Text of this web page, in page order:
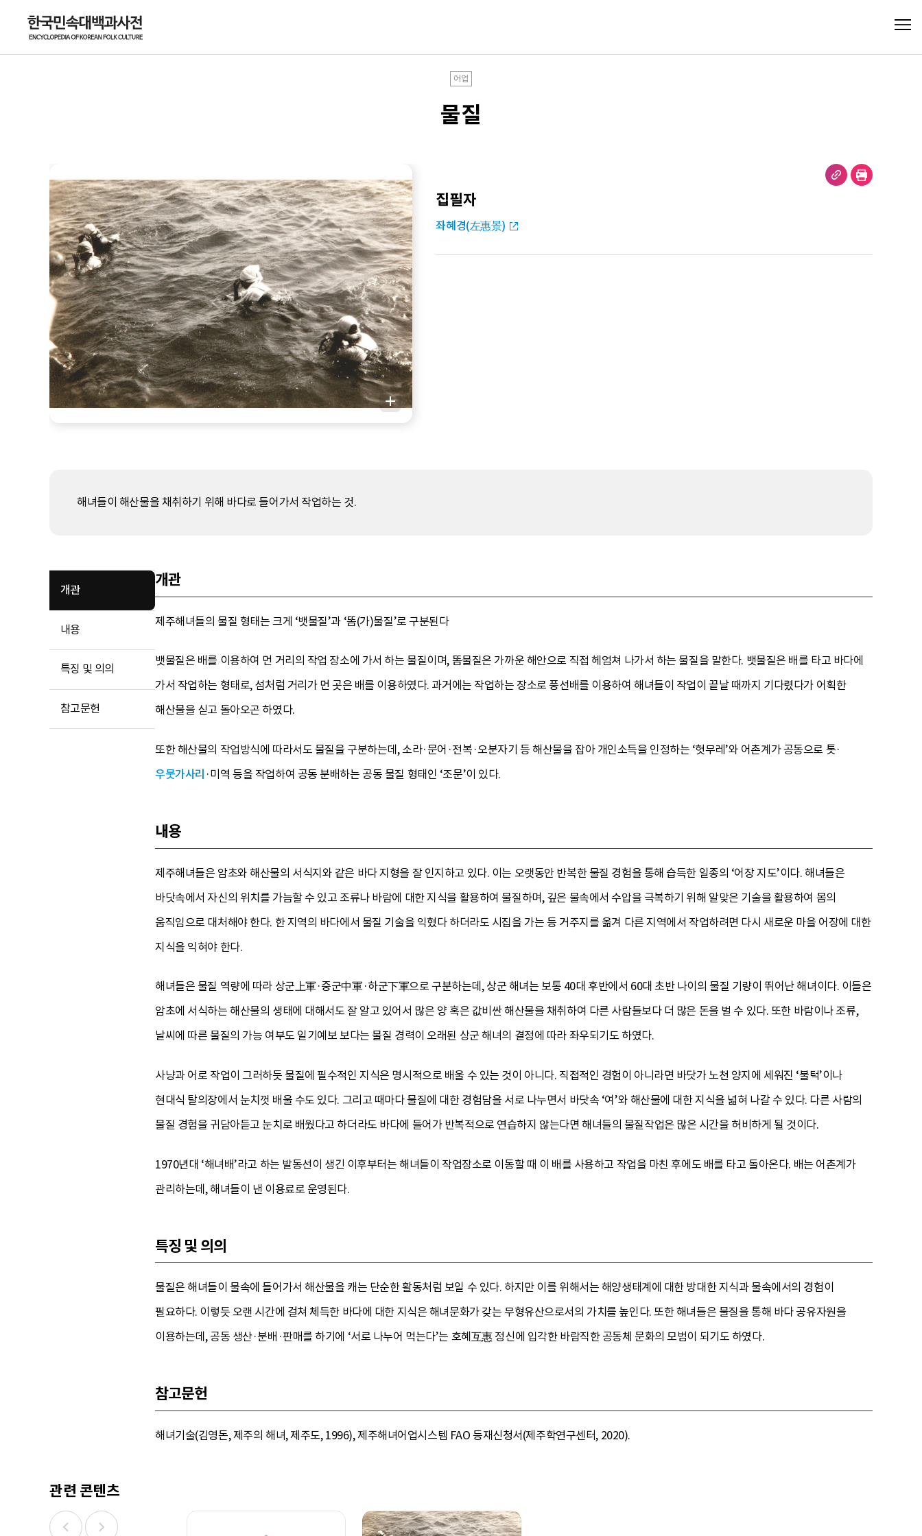
어업
물질
집필자
좌혜경(左惠景)
해녀들이 해산물을 채취하기 위해 바다로 들어가서 작업하는 것.
개관
내용
특징 및 의의
참고문헌
개관
제주해녀들의 물질 형태는 크게 ‘뱃물질’과 ‘똠(가)물질’로 구분된다
뱃물질은 배를 이용하여 먼 거리의 작업 장소에 가서 하는 물질이며, 똠물질은 가까운 해안으로 직접 헤엄쳐 나가서 하는 물질을 말한다. 뱃물질은 배를 타고 바다에
가서 작업하는 형태로, 섬처럼 거리가 먼 곳은 배를 이용하였다. 과거에는 작업하는 장소로 풍선배를 이용하여 해녀들이 작업이 끝날 때까지 기다렸다가 어획한
해산물을 싣고 돌아오곤 하였다.
또한 해산물의 작업방식에 따라서도 물질을 구분하는데, 소라·문어·전복·오분자기 등 해산물을 잡아 개인소득을 인정하는 ‘헛무레’와 어촌계가 공동으로 톳·
우뭇가사리 ·미역 등을 작업하여 공동 분배하는 공동 물질 형태인 ‘조문’이 있다.
내용
제주해녀들은 암초와 해산물의 서식지와 같은 바다 지형을 잘 인지하고 있다. 이는 오랫동안 반복한 물질 경험을 통해 습득한 일종의 ‘어장 지도’이다. 해녀들은
바닷속에서 자신의 위치를 가늠할 수 있고 조류나 바람에 대한 지식을 활용하여 물질하며, 깊은 물속에서 수압을 극복하기 위해 알맞은 기술을 활용하여 몸의
움직임으로 대처해야 한다. 한 지역의 바다에서 물질 기술을 익혔다 하더라도 시집을 가는 등 거주지를 옮겨 다른 지역에서 작업하려면 다시 새로운 마을 어장에 대한
지식을 익혀야 한다.
해녀들은 물질 역량에 따라 상군上軍·중군中軍·하군下軍으로 구분하는데, 상군 해녀는 보통 40대 후반에서 60대 초반 나이의 물질 기량이 뛰어난 해녀이다. 이들은
암초에 서식하는 해산물의 생태에 대해서도 잘 알고 있어서 많은 양 혹은 값비싼 해산물을 채취하여 다른 사람들보다 더 많은 돈을 벌 수 있다. 또한 바람이나 조류,
날씨에 따른 물질의 가능 여부도 일기예보 보다는 물질 경력이 오래된 상군 해녀의 결정에 따라 좌우되기도 하였다.
사냥과 어로 작업이 그러하듯 물질에 필수적인 지식은 명시적으로 배울 수 있는 것이 아니다. 직접적인 경험이 아니라면 바닷가 노천 양지에 세워진 ‘불턱’이나
현대식 탈의장에서 눈치껏 배울 수도 있다. 그리고 때마다 물질에 대한 경험담을 서로 나누면서 바닷속 ‘여’와 해산물에 대한 지식을 넓혀 나갈 수 있다. 다른 사람의
물질 경험을 귀담아듣고 눈치로 배웠다고 하더라도 바다에 들어가 반복적으로 연습하지 않는다면 해녀들의 물질작업은 많은 시간을 허비하게 될 것이다.
1970년대 ‘해녀배’라고 하는 발동선이 생긴 이후부터는 해녀들이 작업장소로 이동할 때 이 배를 사용하고 작업을 마친 후에도 배를 타고 돌아온다. 배는 어촌계가
관리하는데, 해녀들이 낸 이용료로 운영된다.
특징 및 의의
물질은 해녀들이 물속에 들어가서 해산물을 캐는 단순한 활동처럼 보일 수 있다. 하지만 이를 위해서는 해양생태계에 대한 방대한 지식과 물속에서의 경험이
필요하다. 이렇듯 오랜 시간에 걸쳐 체득한 바다에 대한 지식은 해녀문화가 갖는 무형유산으로서의 가치를 높인다. 또한 해녀들은 물질을 통해 바다 공유자원을
이용하는데, 공동 생산·분배·판매를 하기에 ‘서로 나누어 먹는다’는 호혜互惠 정신에 입각한 바람직한 공동체 문화의 모범이 되기도 하였다.
참고문헌
해녀기술(김영돈, 제주의 해녀, 제주도, 1996), 제주해녀어업시스템 FAO 등재신청서(제주학연구센터, 2020).
관련 콘텐츠